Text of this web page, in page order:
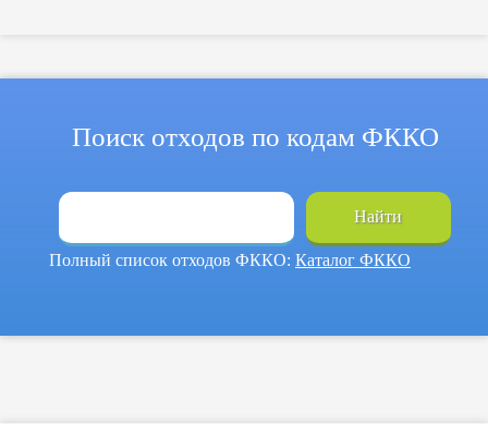
Поиск отходов по кодам ФККО
Найти
Полный список отходов ФККО: Каталог ФККО